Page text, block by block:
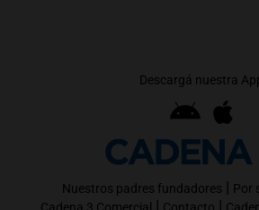
Descargá nuestra
Nuestros padres fundadores | Por
| |